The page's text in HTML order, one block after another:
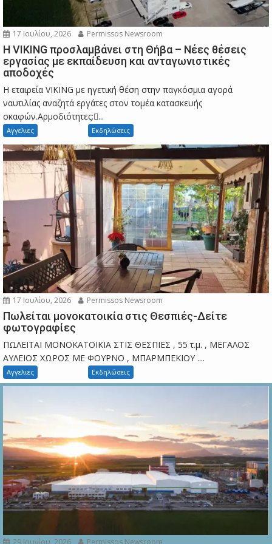
17 Ιουλίου, 2026 Permissos Newsroom
Η VIKING προσλαμβάνει στη Θήβα – Νέες θέσεις
εργασίας με εκπαίδευση και ανταγωνιστικές
αποδοχές
Η εταιρεία VIKING με ηγετική θέση στην παγκόσμια αγορά
ναυτιλίας αναζητά εργάτες στον τομέα κατασκευής
σκαφών.Αρμοδιότητες:...
Αγγελιες Εκδηλώσεις
17 Ιουλίου, 2026 Permissos Newsroom
Πωλείται μονοκατοικία στις Θεσπιές-Δείτε
φωτογραφίες
ΠΩΛΕΙΤΑΙ ΜΟΝΟΚΑΤΟΙΚΙΑ ΣΤΙΣ ΘΕΣΠΙΕΣ , 55 τ.μ. , ΜΕΓΑΛΟΣ
ΑΥΛΕΙΟΣ ΧΩΡΟΣ ΜΕ ΦΟΥΡΝΟ , ΜΠΑΡΜΠΕΚΙΟΥ ....
Αγγελιες Εκδηλώσεις